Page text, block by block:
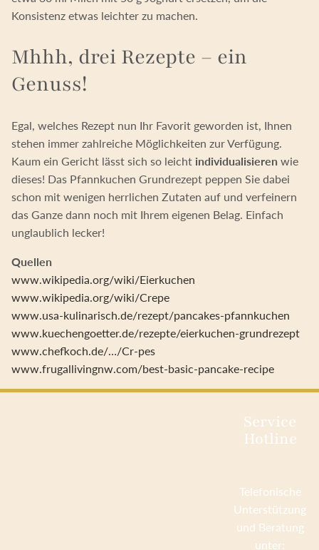
Konsistenz etwas leichter zu machen.
Mhhh, drei Rezepte – ein
Genuss!
Egal, welches Rezept nun Ihr Favorit geworden ist, Ihnen
stehen immer zahlreiche Möglichkeiten zur Verfügung.
Kaum ein Gericht lässt sich so leicht individualisieren wie
dieses! Das Pfannkuchen Grundrezept peppen Sie dabei
schon mit wenigen herrlichen Zutaten auf und verfeinern
das Ganze dann noch mit Ihrem eigenen Belag. Einfach
unglaublich lecker!
Quellen
www.wikipedia.org/wiki/Eierkuchen
www.wikipedia.org/wiki/Crepe
www.usa-kulinarisch.de/rezept/pancakes-pfannkuchen
www.kuechengoetter.de/rezepte/eierkuchen-grundrezept
www.chefkoch.de/…/Cr-pes
www.frugallivingnw.com/best-basic-pancake-recipe
Service
Hotline
Telefonische
Unterstützung
und Beratung
unter: